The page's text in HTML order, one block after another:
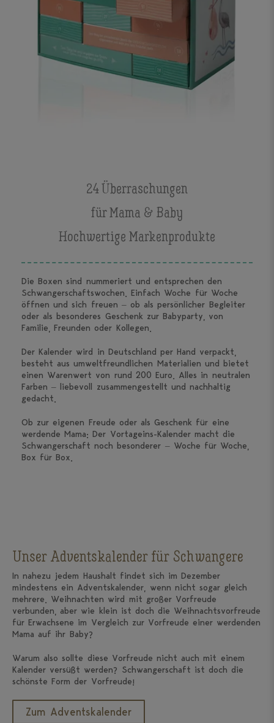
24 Überraschungen
für Mama & Baby
Hochwertige Markenprodukte
Die Boxen sind nummeriert und entsprechen den
Schwangerschaftswochen. Einfach Woche für Woche
öffnen und sich freuen – ob als persönlicher Begleiter
oder als besonderes Geschenk zur Babyparty, von
Familie, Freunden oder Kollegen.
Der Kalender wird in Deutschland per Hand verpackt,
besteht aus umweltfreundlichen Materialien und bietet
einen Warenwert von rund 200 Euro. Alles in neutralen
Farben – liebevoll zusammengestellt und nachhaltig
gedacht.
Ob zur eigenen Freude oder als Geschenk für eine
werdende Mama: Der Vortageins-Kalender macht die
Schwangerschaft noch besonderer – Woche für Woche,
Box für Box.
Unser Adventskalender für Schwangere
In nahezu jedem Haushalt findet sich im Dezember
mindestens ein Adventskalender, wenn nicht sogar gleich
mehrere. Weihnachten wird mit großer Vorfreude
verbunden, aber wie klein ist doch die Weihnachtsvorfreude
für Erwachsene im Vergleich zur Vorfreude einer werdenden
Mama auf ihr Baby?
Warum also sollte diese Vorfreude nicht auch mit einem
Kalender versüßt werden? Schwangerschaft ist doch die
schönste Form der Vorfreude!
Zum Adventskalender